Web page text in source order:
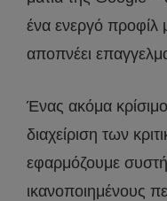
ένα ενεργό προφίλ
αποπνέει
Ένας ακόμα
διαχείριση των
εφαρμόζουμε
ικανοποιημένους